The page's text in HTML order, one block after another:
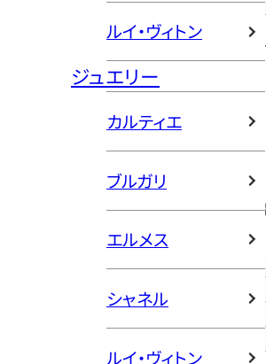
ルイ・ヴィトン
ジュエリー
カルティエ
ブルガリ
エルメス
シャネル
ルイ・ヴィトン